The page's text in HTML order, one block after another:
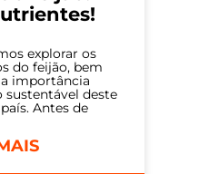
explorar os
do feijão, bem
importância
deste
Antes de